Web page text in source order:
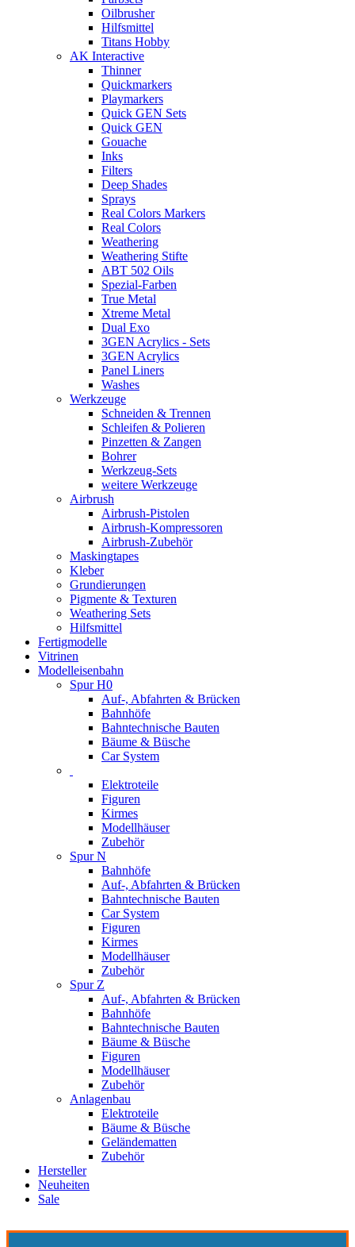
Oilbrusher
Hilfsmittel
Titans Hobby
AK Interactive
Thinner
Quickmarkers
Playmarkers
Quick GEN Sets
Quick GEN
Gouache
Inks
Filters
Deep Shades
Sprays
Real Colors Markers
Real Colors
Weathering
Weathering Stifte
ABT 502 Oils
Spezial-Farben
True Metal
Xtreme Metal
Dual Exo
3GEN Acrylics - Sets
3GEN Acrylics
Panel Liners
Washes
Werkzeuge
Schneiden & Trennen
Schleifen & Polieren
Pinzetten & Zangen
Bohrer
Werkzeug-Sets
weitere Werkzeuge
Airbrush
Airbrush-Pistolen
Airbrush-Kompressoren
Airbrush-Zubehör
Maskingtapes
Kleber
Grundierungen
Pigmente & Texturen
Weathering Sets
Hilfsmittel
Fertigmodelle
Vitrinen
Modelleisenbahn
Spur H0
Auf-, Abfahrten & Brücken
Bahnhöfe
Bahntechnische Bauten
Bäume & Büsche
Car System
Elektroteile
Figuren
Kirmes
Modellhäuser
Zubehör
Spur N
Bahnhöfe
Auf-, Abfahrten & Brücken
Bahntechnische Bauten
Car System
Figuren
Kirmes
Modellhäuser
Zubehör
Spur Z
Auf-, Abfahrten & Brücken
Bahnhöfe
Bahntechnische Bauten
Bäume & Büsche
Figuren
Modellhäuser
Zubehör
Anlagenbau
Elektroteile
Bäume & Büsche
Geländematten
Zubehör
Hersteller
Neuheiten
Sale